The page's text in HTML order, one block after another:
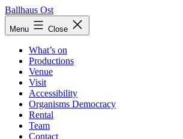
Skip
to
content
Ballhaus Ost
Ballhaus
Ost
Menu Close
What’s on
Productions
Venue
Visit
Accessibility
Organisms Democracy
Rental
Team
Contact